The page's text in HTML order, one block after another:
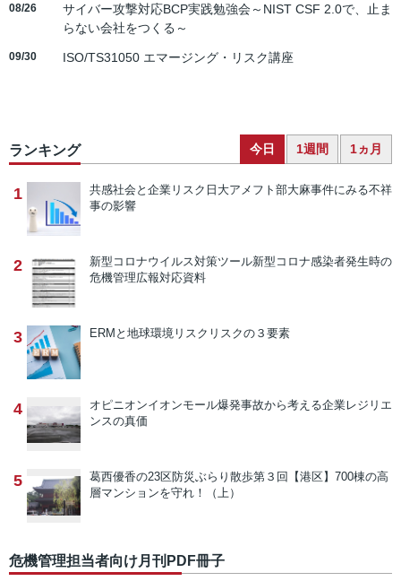
08/26
サイバー攻撃対応BCP実践勉強会～NIST CSF 2.0で、止ま
らない会社をつくる～
09/30 ISO/TS31050 エマージング・リスク講座
ランキング 今日 1週間 1ヵ月
1 共感社会と企業リスク 日大アメフト部大麻事件にみる不祥
事の影響
2 新型コロナウイルス対策ツール新型コロナ感染者発生時の
危機管理広報対応資料
3 ERMと地球環境リスク リスクの３要素
4 オピニオンイオンモール爆発事故から考える企業レジリエ
ンスの真価
5 葛西優香の23区防災ぶらり散歩第３回【港区】700棟の高
層マンションを守れ！（上）
危機管理担当者向け月刊PDF冊子